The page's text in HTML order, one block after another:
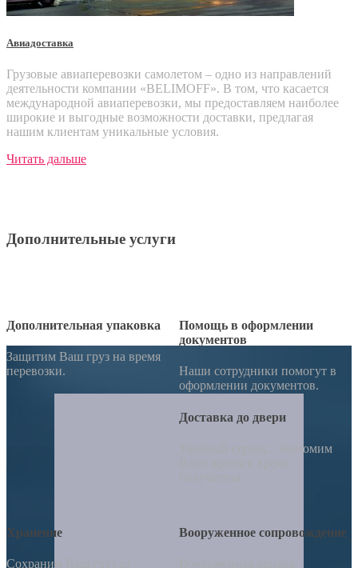
Авиадоставка
Грузовые авиаперевозки самолетом – одно из направлений
деятельности компании «BELIMOFF». В том, что касается
международной авиаперевозки, мы предоставляем наиболее
широкие и выгодные возможности доставки, предлагая
нашим клиентам уникальные условия.
Читать дальше
Дополнительные услуги
Дополнительная упаковка
Защитим Ваш груз на время
перевозки.
Помощь в оформлении
документов
Наши сотрудники помогут в
оформлении документов.
Доставка до двери
Удобный сервис. Экономим
Хранение
Сохраним Ваш груз от
Вооруженное сопровождение